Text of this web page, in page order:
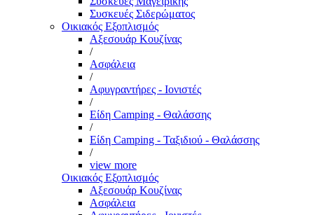
Συσκευές Σιδερώματος
Οικιακός Εξοπλισμός
Αξεσουάρ Κουζίνας
/
Ασφάλεια
/
Αφυγραντήρες - Ιονιστές
/
Είδη Camping - Θαλάσσης
/
Είδη Camping - Ταξιδιού - Θαλάσσης
/
view more
Οικιακός Εξοπλισμός
Αξεσουάρ Κουζίνας
Ασφάλεια